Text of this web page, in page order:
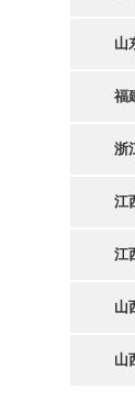
山
福
浙
江
江
山
山